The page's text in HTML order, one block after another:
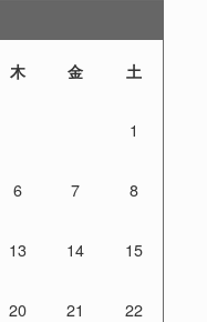
木 金 土
1
6 7 8
13 14 15
20 21 22